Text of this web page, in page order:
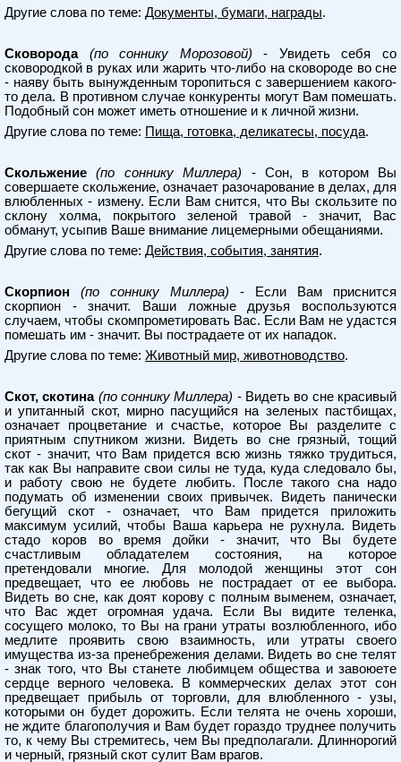
Другие слова по теме: Документы, бумаги, награды.
Сковорода (по соннику Морозовой) - Увидеть себя со
сковородкой в руках или жарить что-либо на сковороде во сне
- наяву быть вынужденным торопиться с завершением какого-
то дела. В противном случае конкуренты могут Вам помешать.
Подобный сон может иметь отношение и к личной жизни.
Другие слова по теме: Пища, готовка, деликатесы, посуда.
Скольжение (по соннику Миллера) - Сон, в котором Вы
совершаете скольжение, означает разочарование в делах, для
влюбленных - измену. Если Вам снится, что Вы скользите по
склону холма, покрытого зеленой травой - значит, Вас
обманут, усыпив Ваше внимание лицемерными обещаниями.
Другие слова по теме: Действия, события, занятия.
Скорпион (по соннику Миллера) - Если Вам приснится
скорпион - значит. Ваши ложные друзья воспользуются
случаем, чтобы скомпрометировать Вас. Если Вам не удастся
помешать им - значит. Вы пострадаете от их нападок.
Другие слова по теме: Животный мир, животноводство.
Скот, скотина (по соннику Миллера) - Видеть во сне красивый
и упитанный скот, мирно пасущийся на зеленых пастбищах,
означает процветание и счастье, которое Вы разделите с
приятным спутником жизни. Видеть во сне грязный, тощий
скот - значит, что Вам придется всю жизнь тяжко трудиться,
так как Вы направите свои силы не туда, куда следовало бы,
и работу свою не будете любить. После такого сна надо
подумать об изменении своих привычек. Видеть панически
бегущий скот - означает, что Вам придется приложить
максимум усилий, чтобы Ваша карьера не рухнула. Видеть
стадо коров во время дойки - значит, что Вы будете
счастливым обладателем состояния, на которое
претендовали многие. Для молодой женщины этот сон
предвещает, что ее любовь не пострадает от ее выбора.
Видеть во сне, как доят корову с полным выменем, означает,
что Вас ждет огромная удача. Если Вы видите теленка,
сосущего молоко, то Вы на грани утраты возлюбленного, ибо
медлите проявить свою взаимность, или утраты своего
имущества из-за пренебрежения делами. Видеть во сне телят
- знак того, что Вы станете любимцем общества и завоюете
сердце верного человека. В коммерческих делах этот сон
предвещает прибыль от торговли, для влюбленного - узы,
которыми он будет дорожить. Если телята не очень хороши,
не ждите благополучия и Вам будет гораздо труднее получить
то, к чему Вы стремитесь, чем Вы предполагали. Длиннорогий
и черный, грязный скот сулит Вам врагов.